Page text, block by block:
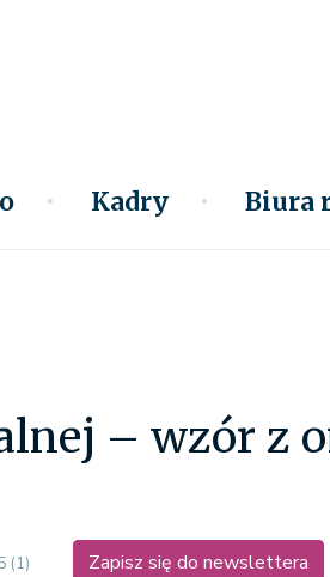
Kadry Biura
– wzór z
(1) Zapisz się do newslettera